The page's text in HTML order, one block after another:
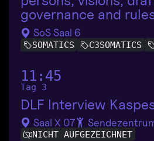
governance and
SoS Saal 6
SOMATICS C3SOMATICS
11:45
Tag 3
DLF Interview
Saal X 07
NICHT AUFGEZEICHNET